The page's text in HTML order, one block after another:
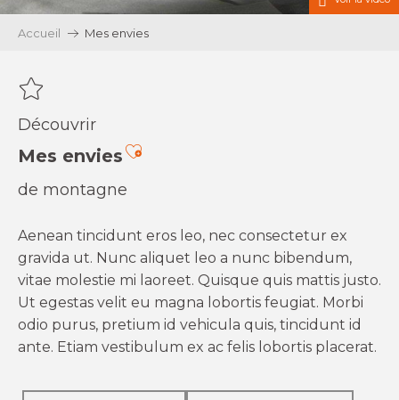
Accueil Mes envies
Découvrir
Mes enviesAjouter aux favoris
de montagne
Aenean tincidunt eros leo, nec consectetur ex
gravida ut. Nunc aliquet leo a nunc bibendum,
vitae molestie mi laoreet. Quisque quis mattis justo.
Ut egestas velit eu magna lobortis feugiat. Morbi
odio purus, pretium id vehicula quis, tincidunt id
ante. Etiam vestibulum ex ac felis lobortis placerat.